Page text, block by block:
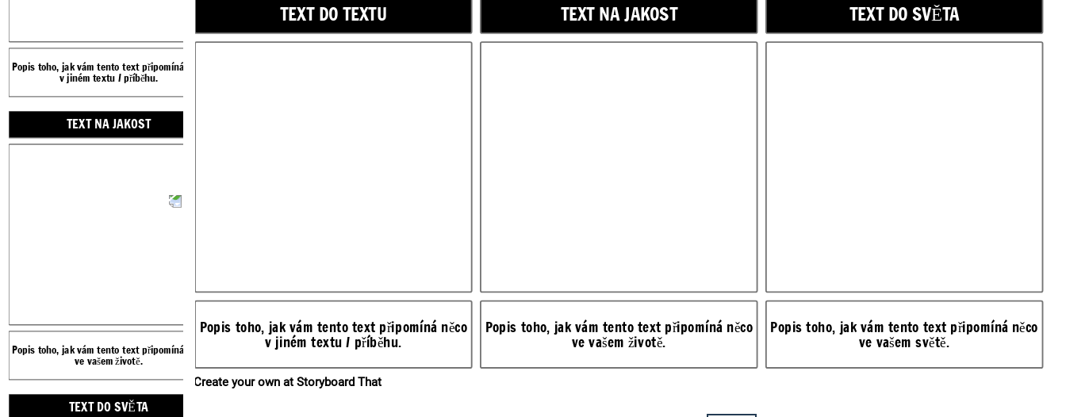
Popis toho, jak vám tento text připomíná něco
v jiném textu / příběhu.
TEXT NA JAKOST
Popis toho, jak vám tento text připomíná něco
ve vašem životě.
Popis toho, jak vám tento text připomíná něco
TEXT DO SVĚTA
Create your own at Storyboard That
TEXT DO TEXTU TEXT NA JAKOST TEXT DO SVĚTA
Popis toho, jak vám tento text připomíná něco
v jiném textu / příběhu.
Popis toho, jak vám tento text připomíná něco
ve vašem životě.
Popis toho, jak vám tento text připomíná něco
ve vašem světě.